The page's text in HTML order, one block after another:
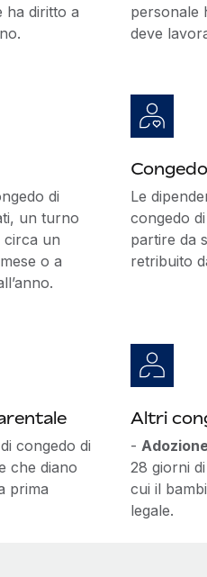
ha diritto a
personale
deve
di
un turno
circa un
o a
Le
congedo
partire da
retribuito
congedo di
che diano
prima
Altri
-
28 giorni
cui il
legale.